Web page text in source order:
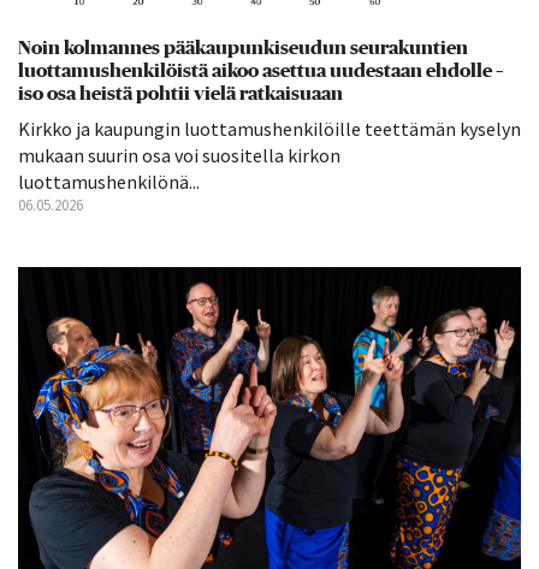
Noin kolmannes pääkaupunkiseudun seurakuntien
luottamushenkilöistä aikoo asettua uudestaan ehdolle –
iso osa heistä pohtii vielä ratkaisuaan
Kirkko ja kaupungin luottamushenkilöille teettämän kyselyn
mukaan suurin osa voi suositella kirkon
luottamushenkilönä...
06.05.2026